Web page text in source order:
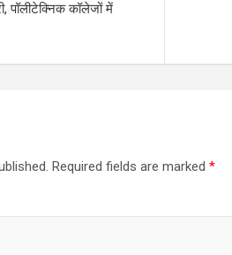
पॉलीटेक्निक कॉलेजों में
Required fields are marked *